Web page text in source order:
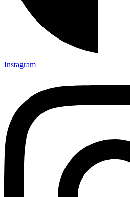
Instagram